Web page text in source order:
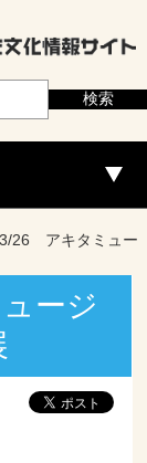
26 アキタミュー
ージ